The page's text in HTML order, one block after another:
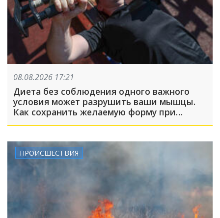
08.08.2026 17:21
Диета без соблюдения одного важного
условия может разрушить ваши мышцы.
Как сохранить желаемую форму при
похудении?
ПРОИСШЕСТВИЯ